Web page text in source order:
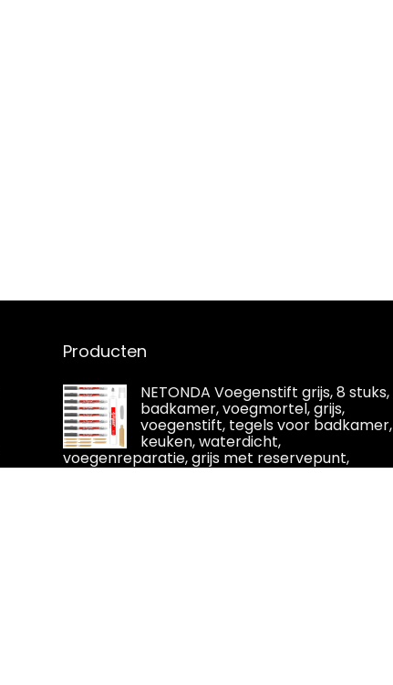
Producten
NETONDA Voegenstift grijs, 8 stuks,
badkamer, voegmortel, grijs,
voegenstift, tegels voor badkamer,
keuken, waterdicht,
voegenreparatie, grijs met reservepunt,
voegenkleur, reparatie van tegels,